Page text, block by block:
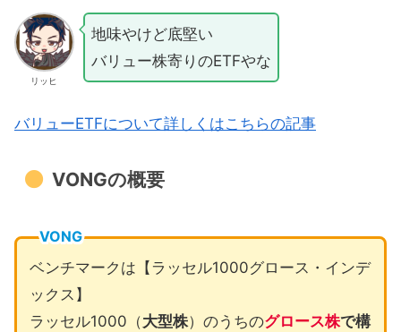
リッヒ
地味やけど底堅い
バリュー株寄りのETFやな
バリューETFについて詳しくはこちらの記事
VONGの概要
VONG
ベンチマークは【ラッセル1000グロース・インデ
ックス】
ラッセル1000（大型株）のうちのグロース株で構